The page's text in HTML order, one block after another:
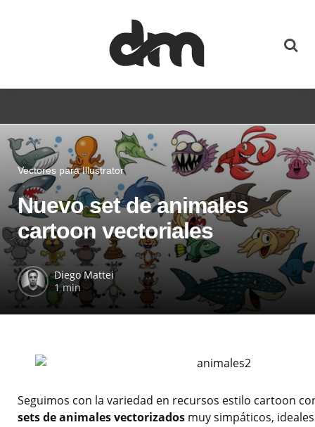
Vectores para Illustrator
Nuevo set de animales
cartoon vectoriales
Diego Mattei
1 min
Seguimos con la variedad en recursos estilo cartoon
sets de animales vectorizados muy simpáticos,